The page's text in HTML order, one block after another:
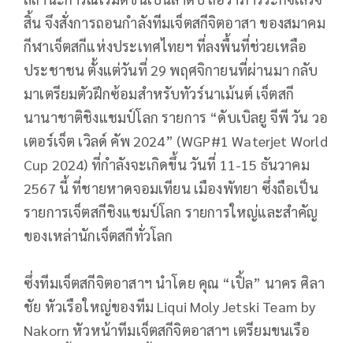
สิ้น จึงสั่งการถอนกำลังทีมเจ็ตสกีจิตอาสา ของสมาคม
กีฬาเจ็ตสกีแห่งประเทศไทยฯ ที่ลงพื้นที่ช่วยเหลือ
ประชาชน ตั้งแต่วันที่ 29 พฤศจิกายนที่ผ่านมา กลับ
มาเตรียมตัวฝึกซ้อมสำหรับทัวร์นาเม้นต์ เจ็ตสกี
นานาชาติชิงแชมป์โลก รายการ “ดับเบิลยู จีพี วัน วอ
เตอร์เจ็ต เวิลด์ คัพ 2024” (WGP#1 Waterjet World
Cup 2024) ที่กำลังจะเกิดขึ้น วันที่ 11-15 ธันวาคม
2567 นี้ ที่ชายหาดจอมเทียน เมืองพัทยา ซึ่งถือเป็น
รายการเจ็ตสกีชิงแชมป์โลก รายการใหญ่และสำคัญ
ของเหล่านักเจ็ตสกีทั่วโลก
ซึ่งทีมเจ็ตสกีจิตอาสาฯ นำโดย คุณ “เปิ้ล” นาคร ศิลา
ชัย หัวเรือใหญ่ของทีม Liqui Moly Jetski Team by
Nakorn หัวหน้าทีมเจ็ตสกีจิตอาสาฯ เตรียมขนเรือ